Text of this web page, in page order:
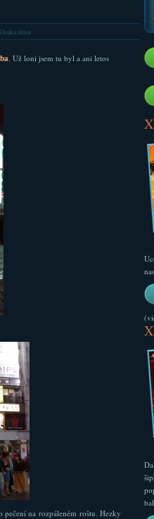
desu
. Už loni jsem tu byl a ani letos
na rozpáleném roštu. Hezky